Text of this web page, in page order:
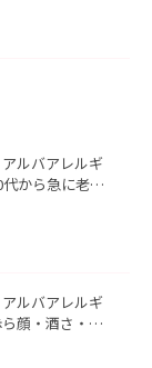
ルバアレルギ
から急に老け
ルバアレルギ
顔・酒さ・ニ